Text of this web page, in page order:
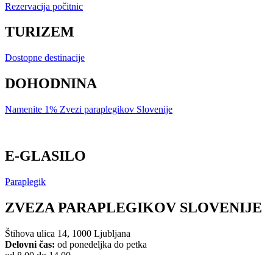
Rezervacija počitnic
TURIZEM
Dostopne destinacije
DOHODNINA
Namenite 1% Zvezi paraplegikov Slovenije
E-GLASILO
Paraplegik
ZVEZA PARAPLEGIKOV SLOVENIJE
Štihova ulica 14, 1000 Ljubljana
Delovni čas: od ponedeljka do petka